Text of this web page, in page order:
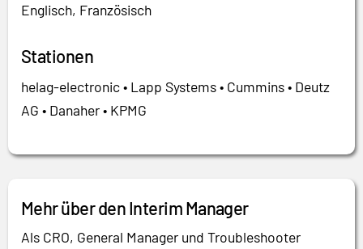
Englisch, Französisch
Stationen
helag-electronic • Lapp Systems • Cummins • Deutz
AG • Danaher • KPMG
Mehr über den Interim Manager
Als CRO, General Manager und Troubleshooter